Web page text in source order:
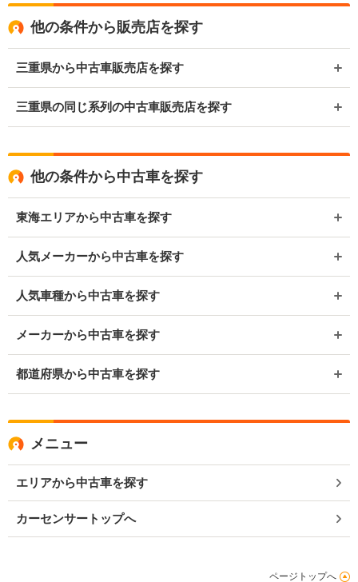
他の条件から販売店を探す
三重県から中古車販売店を探す
三重県の同じ系列の中古車販売店を探す
他の条件から中古車を探す
東海エリアから中古車を探す
人気メーカーから中古車を探す
人気車種から中古車を探す
メーカーから中古車を探す
都道府県から中古車を探す
メニュー
エリアから中古車を探す
カーセンサートップへ
ページトップへ